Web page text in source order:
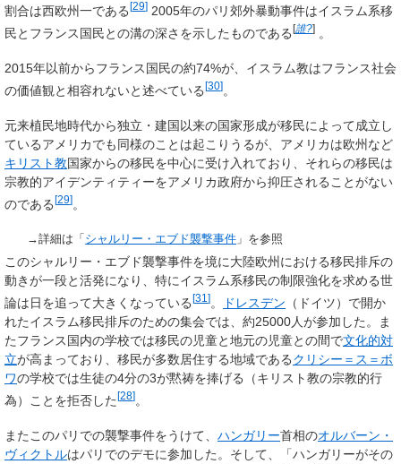
割合は西欧州一である [29] 2005年のパリ郊外暴動事件はイスラム系移
民とフランス国民との溝の深さを示したものである[誰?] 。
2015年以前からフランス国民の約74%が、イスラム教はフランス社会
の価値観と相容れないと述べている [30] 。
元来植民地時代から独立・建国以来の国家形成が移民によって成立し
ているアメリカでも同様のことは起こりうるが、アメリカは欧州など
キリスト教国家からの移民を中心に受け入れており、それらの移民は
宗教的アイデンティティーをアメリカ政府から抑圧されることがない
のである [29] 。
→詳細は「 シャルリー・エブド襲撃事件 」を参照
このシャルリー・エブド襲撃事件を境に大陸欧州における移民排斥の
動きが一段と活発になり、特にイスラム系移民の制限強化を求める世
論は日を追って大きくなっている[31 ]。 ドレスデン （ドイツ）で開か
れたイスラム移民排斥のための集会では、約25000人が参加した。ま
たフランス国内の学校では移民の児童と地元の児童との間で文化的対
立が高まっており、移民が多数居住する地域であるクリシー＝ス＝ボ
ワの学校では生徒の4分の3が黙祷を捧げる（キリスト教の宗教的行
為）ことを拒否した[28]。
またこのパリでの襲撃事件をうけて、 ハンガリー首相のオルバーン・
ヴィクトルはパリでのデモに参加した。そして、「ハンガリーがその